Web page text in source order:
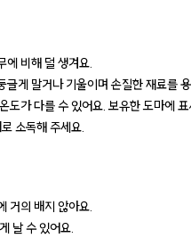
비해 덜 생겨요.
게 말거나 기울이며 손질한 재료를
도가 다를 수 있어요. 보유한 도마에
소독해 주세요.
거의 배지 않아요.
날 수 있어요.